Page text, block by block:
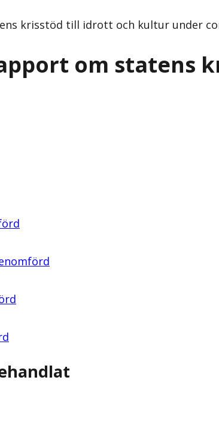
krisstöd till idrott och kultur under
om